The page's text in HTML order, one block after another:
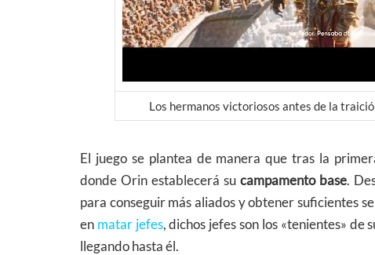
Los hermanos victoriosos antes de la
El juego se plantea de manera que tras la
donde Orin establecerá su campamento base.
para conseguir más aliados y obtener suficientes
en matar jefes, dichos jefes son los «tenientes» de
llegando hasta él.